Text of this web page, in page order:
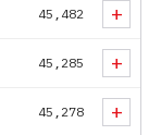
45,482 +
45,285 +
45,278 +